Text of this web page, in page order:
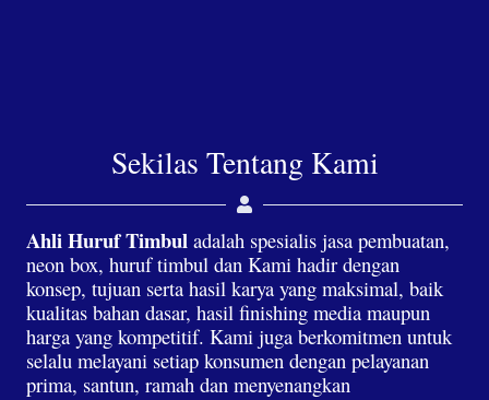
Sekilas Tentang Kami
Ahli Huruf Timbul adalah spesialis jasa pembuatan,
neon box, huruf timbul dan Kami hadir dengan
konsep, tujuan serta hasil karya yang maksimal, baik
kualitas bahan dasar, hasil finishing media maupun
harga yang kompetitif. Kami juga berkomitmen untuk
selalu melayani setiap konsumen dengan pelayanan
prima, santun, ramah dan menyenangkan